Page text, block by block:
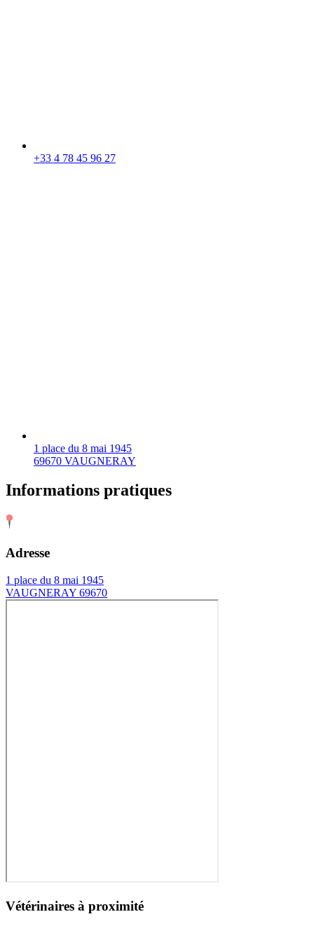
+33 4 78 45 96 27
1 place du 8 mai 1945
69670 VAUGNERAY
Informations pratiques
Adresse
1 place du 8 mai 1945
VAUGNERAY 69670
Vétérinaires à proximité